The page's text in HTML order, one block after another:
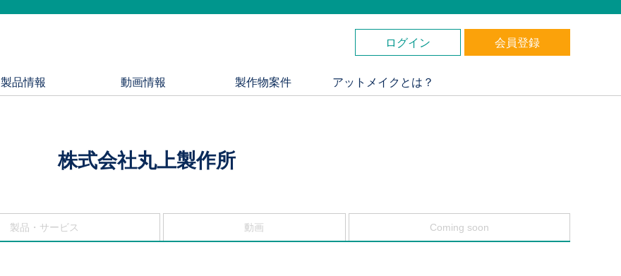
ログイン 会員登録
製品情報 動画情報 製作物案件 アットメイクとは？
株式会社丸上製作所
製品・サービス 動画 Coming soon